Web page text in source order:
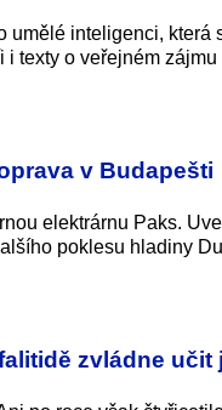
umělé inteligenci, která
i texty o veřejném zájmu
v Budapešti
elektrárnu Paks.
poklesu hladiny
zvládne učit